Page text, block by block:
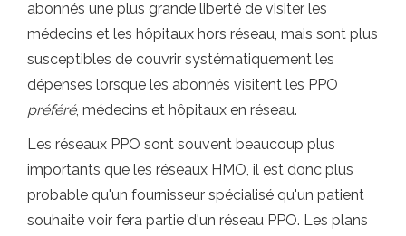
abonnés une plus grande liberté de visiter les
médecins et les hôpitaux hors réseau, mais sont plus
susceptibles de couvrir systématiquement les
dépenses lorsque les abonnés visitent les PPO
préféré, médecins et hôpitaux en réseau.
Les réseaux PPO sont souvent beaucoup plus
importants que les réseaux HMO, il est donc plus
probable qu'un fournisseur spécialisé qu'un patient
souhaite voir fera partie d'un réseau PPO. Les plans